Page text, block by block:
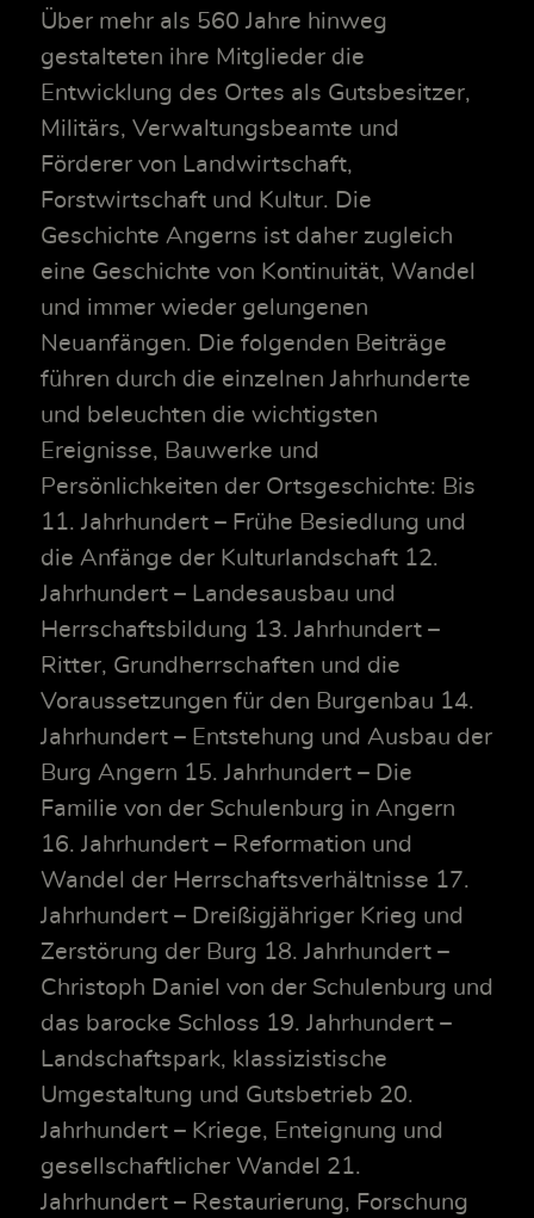
Über mehr als 560 Jahre hinweg
gestalteten ihre Mitglieder die
Entwicklung des Ortes als Gutsbesitzer,
Militärs, Verwaltungsbeamte und
Förderer von Landwirtschaft,
Forstwirtschaft und Kultur. Die
Geschichte Angerns ist daher zugleich
eine Geschichte von Kontinuität, Wandel
und immer wieder gelungenen
Neuanfängen. Die folgenden Beiträge
führen durch die einzelnen Jahrhunderte
und beleuchten die wichtigsten
Ereignisse, Bauwerke und
Persönlichkeiten der Ortsgeschichte: Bis
11. Jahrhundert – Frühe Besiedlung und
die Anfänge der Kulturlandschaft 12.
Jahrhundert – Landesausbau und
Herrschaftsbildung 13. Jahrhundert –
Ritter, Grundherrschaften und die
Voraussetzungen für den Burgenbau 14.
Jahrhundert – Entstehung und Ausbau der
Burg Angern 15. Jahrhundert – Die
Familie von der Schulenburg in Angern
16. Jahrhundert – Reformation und
Wandel der Herrschaftsverhältnisse 17.
Jahrhundert – Dreißigjähriger Krieg und
Zerstörung der Burg 18. Jahrhundert –
Christoph Daniel von der Schulenburg und
das barocke Schloss 19. Jahrhundert –
Landschaftspark, klassizistische
Umgestaltung und Gutsbetrieb 20.
Jahrhundert – Kriege, Enteignung und
gesellschaftlicher Wandel 21.
Jahrhundert – Restaurierung, Forschung